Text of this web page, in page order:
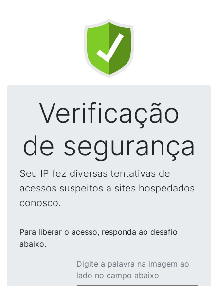
Verificação
de segurança
Seu IP fez diversas tentativas de
acessos suspeitos a sites hospedados
conosco.
Para liberar o acesso, responda ao desafio
abaixo.
Digite a palavra na imagem ao
lado no campo abaixo